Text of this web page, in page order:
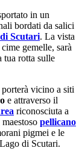
in un
bordati da salici
Scutari. La vista
gemelle, sarà
tua rotta sulle
vicino a siti
e attraverso il
riconosciuta a
pellicano
pigmei e le
di Scutari.